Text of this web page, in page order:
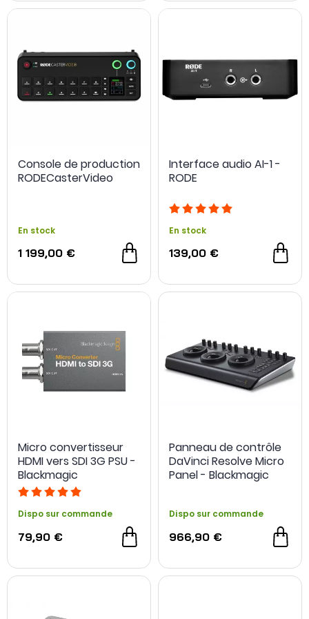
proposés, de l’acquisition d’une source unique à la gestion
complète d’une production en direct.
Console de production
RODECasterVideo
En stock
1 199,00 €
Interface audio AI-1 -
RODE
En stock
139,00 €
Micro convertisseur
HDMI vers SDI 3G PSU -
Blackmagic
Dispo sur commande
79,90 €
Panneau de contrôle
DaVinci Resolve Micro
Panel - Blackmagic
Dispo sur commande
966,90 €